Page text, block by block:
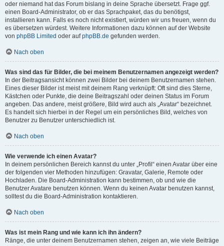
oder niemand hat das Forum bislang in deine Sprache übersetzt. Frage ggf.
einen Board-Administrator, ob er das Sprachpaket, das du benötigst,
installieren kann. Falls es noch nicht existiert, würden wir uns freuen, wenn du
es übersetzen würdest. Weitere Informationen dazu können auf der Website
von phpBB Limited oder aufphpBB.de gefunden werden.
Nach oben
Was sind das für Bilder, die bei meinem Benutzernamen angezeigt werden?
In der Beitragsansicht können zwei Bilder bei deinem Benutzernamen stehen.
Eines dieser Bilder ist meist mit deinem Rang verknüpft: Oft sind dies Sterne,
Kästchen oder Punkte, die deine Beitragszahl oder deinen Status im Forum
angeben. Das andere, meist größere, Bild wird auch als „Avatar“ bezeichnet.
Es handelt sich hierbei in der Regel um ein persönliches Bild, welches von
Benutzer zu Benutzer unterschiedlich ist.
Nach oben
Wie verwende ich einen Avatar?
In deinem persönlichen Bereich kannst du unter „Profil“ einen Avatar über eine
der folgenden vier Methoden hinzufügen: Gravatar, Galerie, Remote oder
Hochladen. Die Board-Administration kann bestimmen, ob und wie die
Benutzer Avatare benutzen können. Wenn du keinen Avatar benutzen kannst,
solltest du die Board-Administration kontaktieren.
Nach oben
Was ist mein Rang und wie kann ich ihn ändern?
Ränge, die unter deinem Benutzernamen stehen, zeigen an, wie viele Beiträge